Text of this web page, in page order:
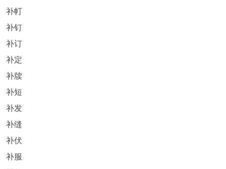
补帄
补钉
补订
补定
补牍
补短
补发
补缝
补伏
补服